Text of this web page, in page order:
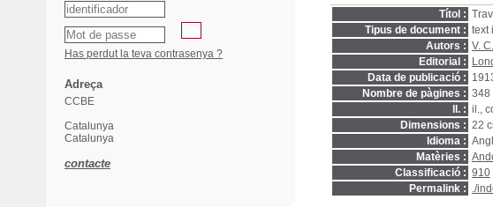
Títol :
Tipus de document : text
Autors : V.
Editorial :
Data de publicació :
Nombre de pàgines : 348
ll. : il.,
Dimensions : 22
Idioma :
Matèries :
Classificació : 910
Permalink : ./
Has perdut la teva contrasenya ?
Adreça
CCBE
Catalunya
Catalunya
contacte